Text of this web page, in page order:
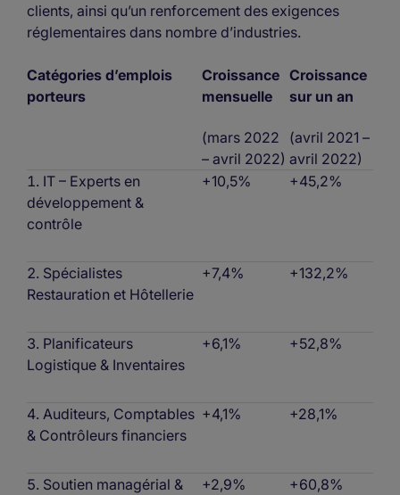
clients, ainsi qu’un renforcement des exigences
réglementaires dans nombre d’industries.
Catégories d’emplois
porteurs
Croissance
mensuelle
(mars 2022
– avril 2022)
Croissance
sur un an
(avril 2021 –
avril 2022)
IT – Experts en
développement &
contrôle
+10,5% +45,2%
Spécialistes
Restauration et Hôtellerie
+7,4% +132,2%
Planificateurs
Logistique & Inventaires
+6,1% +52,8%
Auditeurs, Comptables
& Contrôleurs financiers
+4,1% +28,1%
Soutien managérial &
+2,9% +60,8%